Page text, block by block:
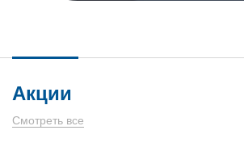
Акции
Смотреть все